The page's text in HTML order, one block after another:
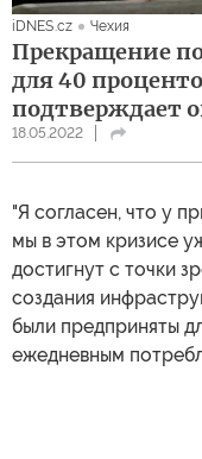
iDNES.cz Чехия
Прекращение
для 40
подтверждает
18.05.2022
"Я согласен, что у
мы в этом кризисе
достигнут с точки
создания
были предприняты
ежедневным